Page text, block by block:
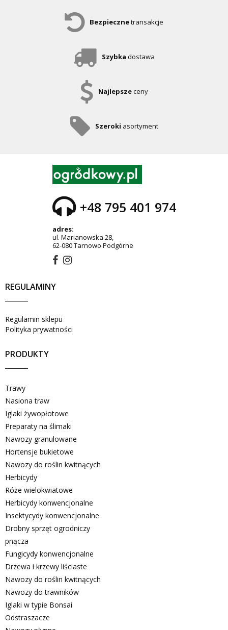
Bezpiecznetransakcje
Szybka dostawa
Najlepszeceny
Szeroki asortyment
+48 795 401 974
adres:
ul. Marianowska 28,
62-080 Tarnowo Podgórne
REGULAMINY
Regulamin sklepu
Polityka prywatności
PRODUKTY
Trawy
Nasiona traw
Iglaki żywopłotowe
Preparaty na ślimaki
Nawozy granulowane
Hortensje bukietowe
Nawozy do roślin kwitnących
Herbicydy
Róże wielokwiatowe
Herbicydy konwencjonalne
Insektycydy konwencjonalne
Drobny sprzęt ogrodniczy
pnącza
Fungicydy konwencjonalne
Drzewa i krzewy liściaste
Nawozy do roślin kwitnących
Nawozy do trawników
Iglaki w typie Bonsai
Odstraszacze